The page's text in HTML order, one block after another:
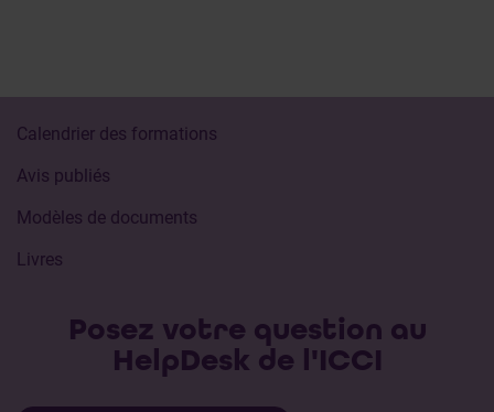
Calendrier des formations
Avis publiés
Modèles de documents
Livres
Posez votre question au
HelpDesk de l'ICCI